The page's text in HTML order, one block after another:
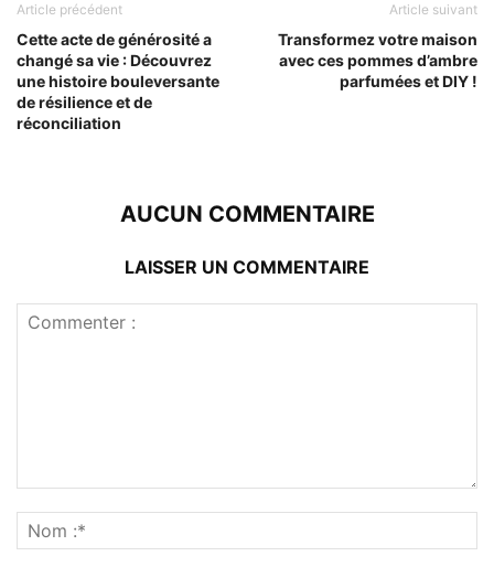
Article précédent
Cette acte de générosité a
changé sa vie : Découvrez
une histoire bouleversante
de résilience et de
réconciliation
Article suivant
Transformez votre maison
avec ces pommes d’ambre
parfumées et DIY !
AUCUN COMMENTAIRE
LAISSER UN COMMENTAIRE